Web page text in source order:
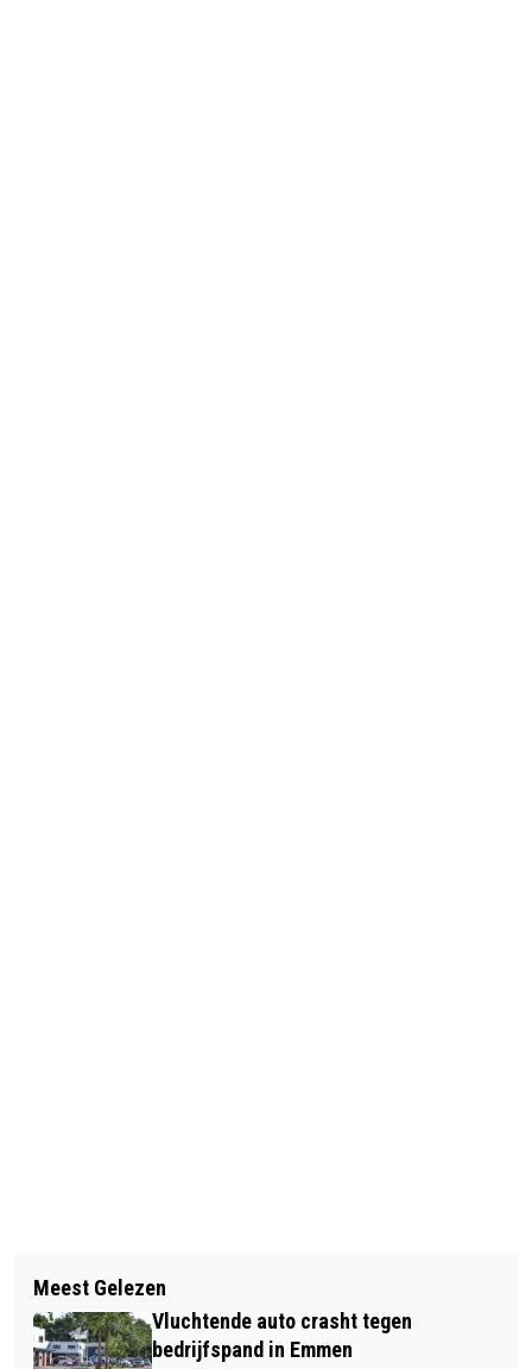
NIEUWE KLEEDKAMERS BIJ HHV
FEESTELIJK GEOPEND TIJDENS
JUBILEUMVERENIGING
HET NIEUWE GOED: NIEUWE LICHTING
CULTUURMAKERS PRESENTEREN
Meest Gelezen
Vluchtende auto crasht tegen
bedrijfspand in Emmen